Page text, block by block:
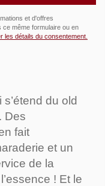
et d'offres
même formulaire ou en
les détails du consentement.
du old
Des
fait
et un
de la
! Et le